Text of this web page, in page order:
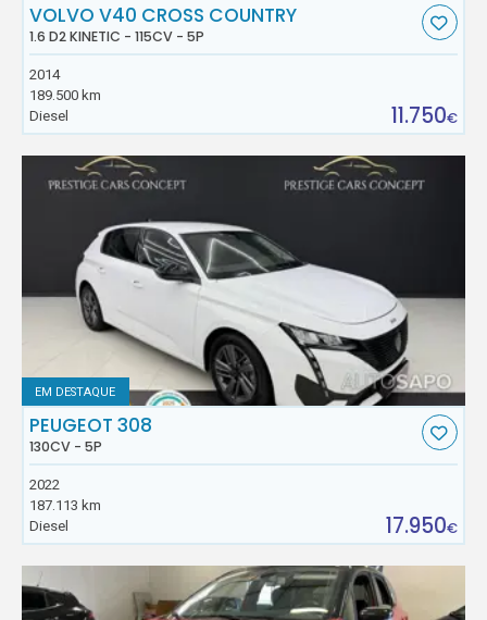
VOLVO V40 CROSS COUNTRY
1.6 D2 KINETIC - 115CV - 5P
2014
189.500 km
Diesel
11.750€
EM DESTAQUE
PEUGEOT 308
130CV - 5P
2022
187.113 km
Diesel
17.950€